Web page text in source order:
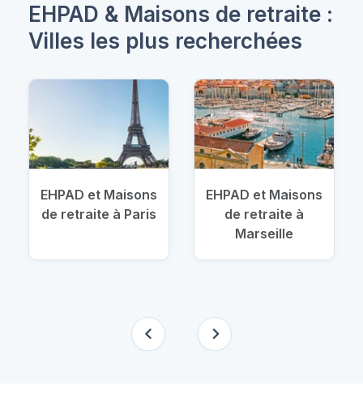
EHPAD & Maisons de retraite :
Villes les plus recherchées
EHPAD et Maisons
de retraite à Paris
EHPAD et Maisons
de retraite à
Marseille